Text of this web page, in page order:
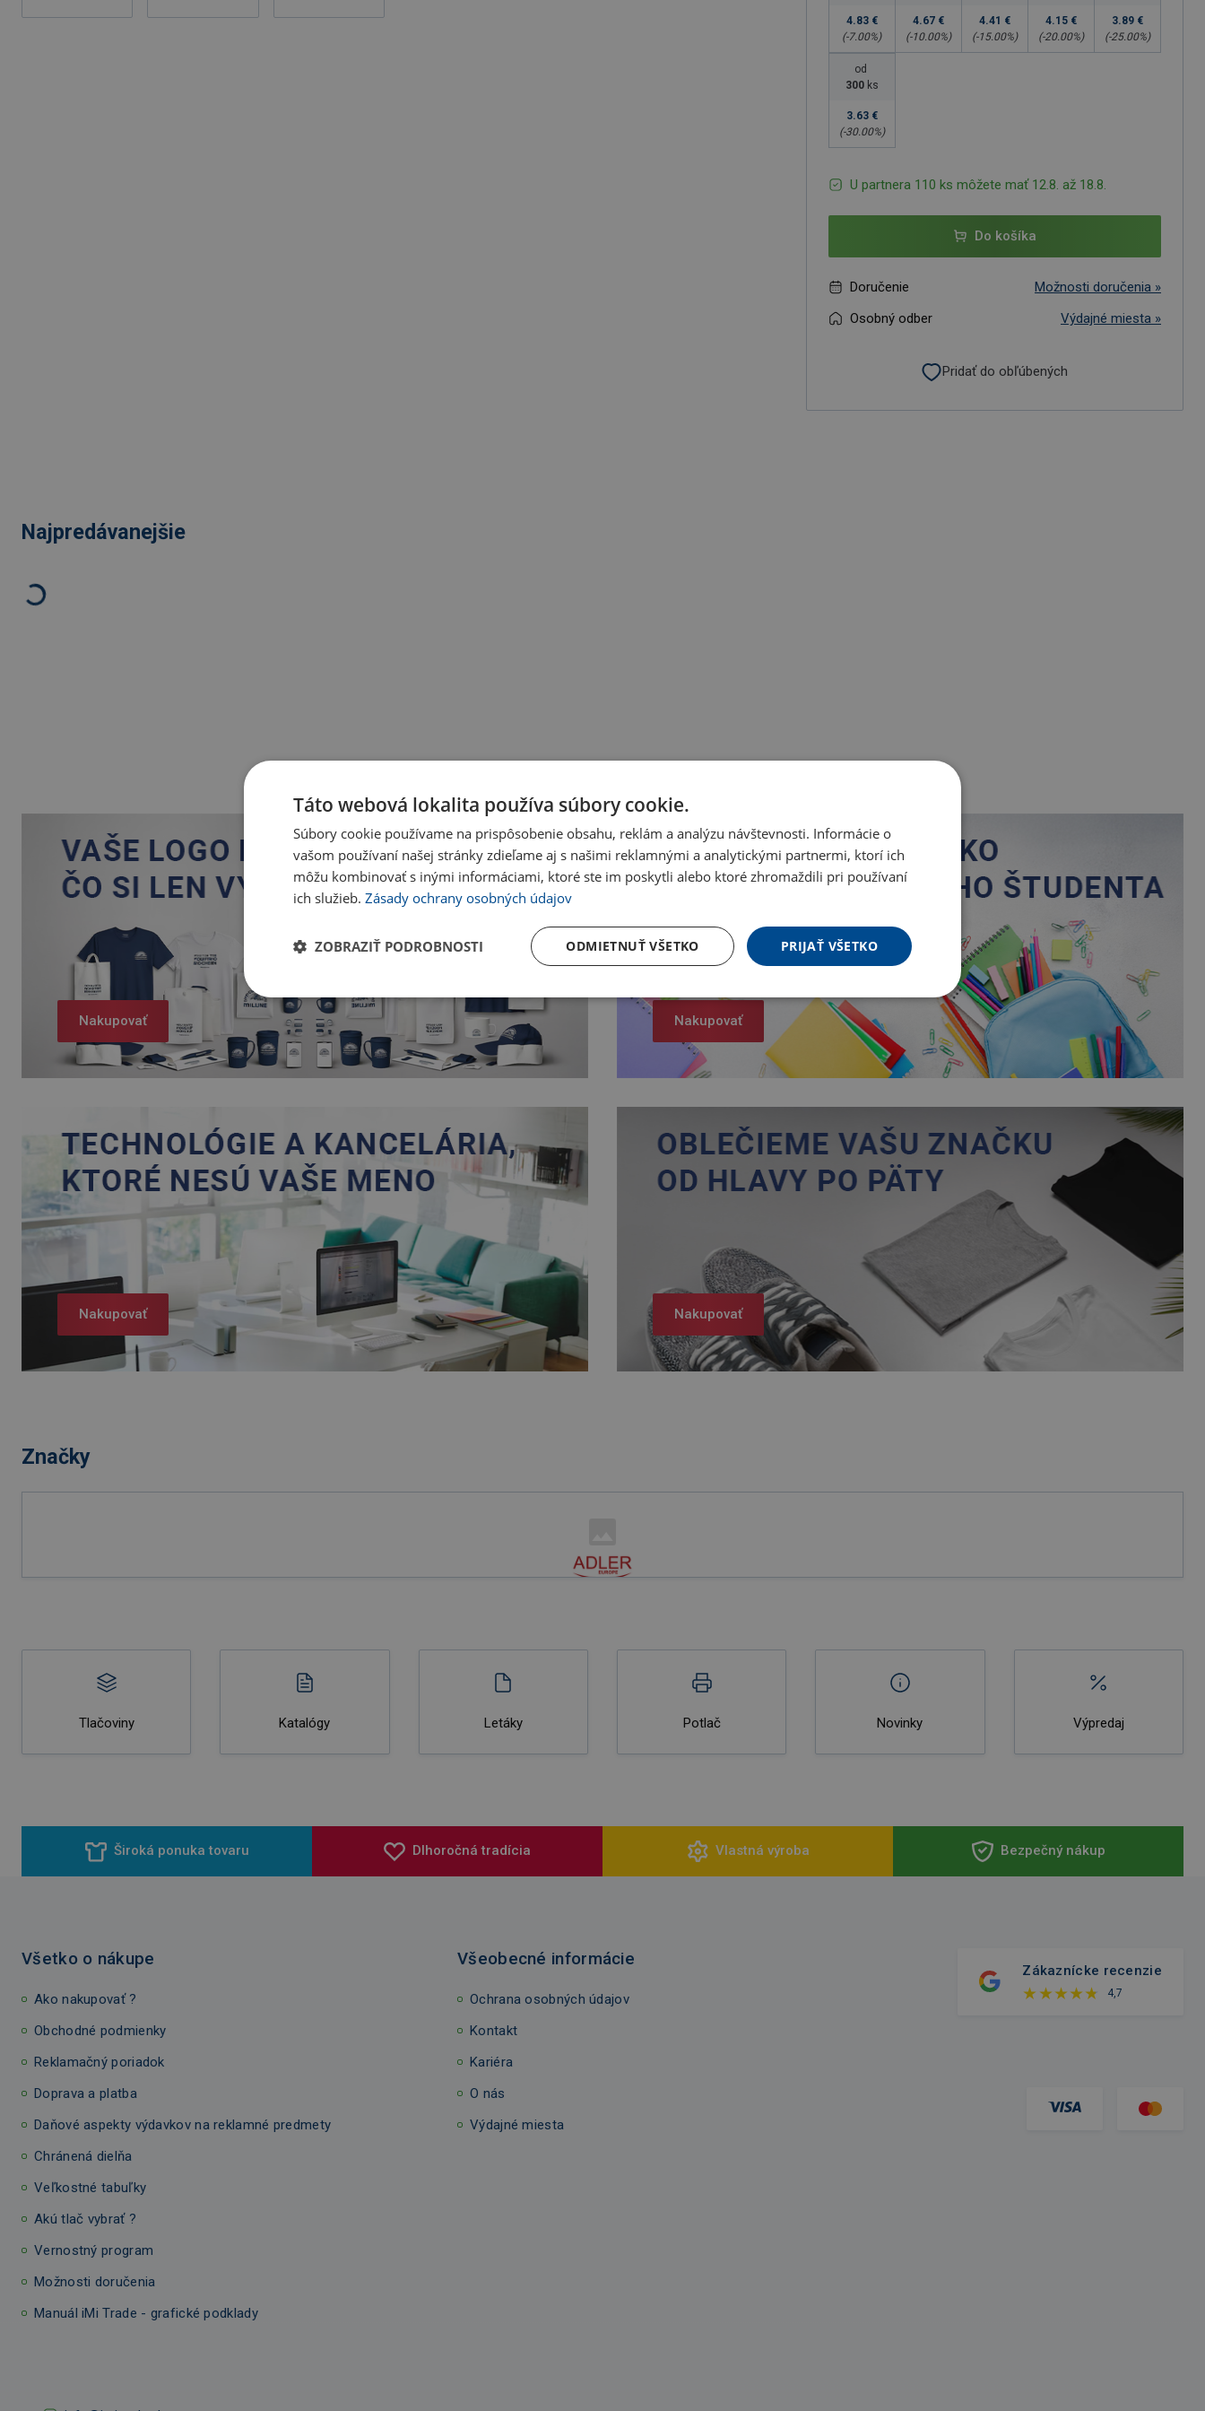
4.83 €
(-7.00%)
4.67 €
(-10.00%)
4.41 €
(-15.00%)
4.15 €
(-20.00%)
3.89 €
(-25.00%)
od
300 ks
3.63 €
(-30.00%)
U partnera 110 ks môžete mať 12.8. až 18.8.
Do košíka
Doručenie
Možnosti doručenia »
Osobný odber
Výdajné miesta »
Pridať do obľúbených
Najpredávanejšie
Nakupovať Nakupovať
Nakupovať Nakupovať
Značky
Tlačoviny Katalógy Letáky Potlač Novinky Výpredaj
Široká ponuka tovaru Dlhoročná tradícia Vlastná výroba Bezpečný nákup
Všetko o nákupe
Ako nakupovať ?
Obchodné podmienky
Reklamačný poriadok
Doprava a platba
Daňové aspekty výdavkov na reklamné predmety
Chránená dielňa
Veľkostné tabuľky
Akú tlač vybrať ?
Vernostný program
Možnosti doručenia
Manuál iMi Trade - grafické podklady
Všeobecné informácie
Ochrana osobných údajov
Kontakt
Kariéra
O nás
Výdajné miesta
Zákaznícke recenzie
4,7
Táto webová lokalita používa súbory cookie.
Súbory cookie používame na prispôsobenie obsahu, reklám a analýzu návštevnosti. Informácie o
vašom používaní našej stránky zdieľame aj s našimi reklamnými a analytickými partnermi, ktorí ich
môžu kombinovať s inými informáciami, ktoré ste im poskytli alebo ktoré zhromaždili pri používaní
ich služieb. Zásady ochrany osobných údajov
PRIJAŤ VŠETKO
ODMIETNUŤ VŠETKO
ZOBRAZIŤ PODROBNOSTI